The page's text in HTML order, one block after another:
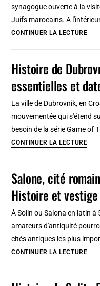
synagogue ouverte à la
Juifs marocains. A
CONTINUER LA LECTURE
de
Histoire de
essentielles et
La ville de Dubrovnik, en
mouvementée qui s'étend
besoin de la série Game of
CONTINUER LA LECTURE
:
clés
Salone, cité
Histoire et vestige
À Solin ou Salona en latin à
amateurs d'antiquité
cités antiques les plus
CONTINUER LA LECTURE